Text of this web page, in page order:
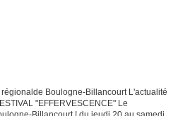
Boulogne-Billancourt L'actualité
"EFFERVESCENCE" Le